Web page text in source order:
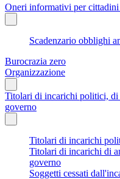
Oneri informativi per cittadini
Scadenzario obblighi
Burocrazia zero
Organizzazione
Titolari di incarichi politici, di
governo
Titolari di incarichi
Titolari di incarichi di
governo
Soggetti cessati